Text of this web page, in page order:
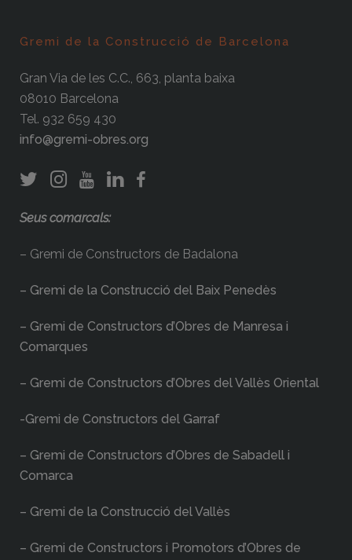
Gremi de la Construcció de Barcelona
Gran Via de les C.C., 663, planta baixa
08010 Barcelona
Tel. 932 659 430
info@gremi-obres.org
Seus comarcals:
– Gremi de Constructors de Badalona
– Gremi de la Construcció del Baix Penedès
– Gremi de Constructors d’Obres de Manresa i
Comarques
– Gremi de Constructors d’Obres del Vallès Oriental
-Gremi de Constructors del Garraf
– Gremi de Constructors d’Obres de Sabadell i
Comarca
– Gremi de la Construcció del Vallès
– Gremi de Constructors i Promotors d’Obres de